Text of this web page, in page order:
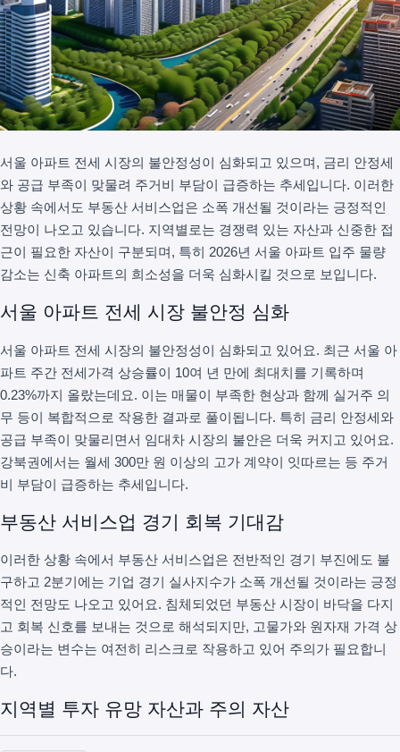
서울 아파트 전세 시장의 불안정성이 심화되고 있으며, 금리 안정세
와 공급 부족이 맞물려 주거비 부담이 급증하는 추세입니다. 이러한
상황 속에서도 부동산 서비스업은 소폭 개선될 것이라는 긍정적인
전망이 나오고 있습니다. 지역별로는 경쟁력 있는 자산과 신중한 접
근이 필요한 자산이 구분되며, 특히 2026년 서울 아파트 입주 물량
감소는 신축 아파트의 희소성을 더욱 심화시킬 것으로 보입니다.
서울 아파트 전세 시장 불안정 심화
서울 아파트 전세 시장의 불안정성이 심화되고 있어요. 최근 서울 아
파트 주간 전세가격 상승률이 10여 년 만에 최대치를 기록하며
0.23%까지 올랐는데요. 이는 매물이 부족한 현상과 함께 실거주 의
무 등이 복합적으로 작용한 결과로 풀이됩니다. 특히 금리 안정세와
공급 부족이 맞물리면서 임대차 시장의 불안은 더욱 커지고 있어요.
강북권에서는 월세 300만 원 이상의 고가 계약이 잇따르는 등 주거
비 부담이 급증하는 추세입니다.
부동산 서비스업 경기 회복 기대감
이러한 상황 속에서 부동산 서비스업은 전반적인 경기 부진에도 불
구하고 2분기에는 기업 경기 실사지수가 소폭 개선될 것이라는 긍정
적인 전망도 나오고 있어요. 침체되었던 부동산 시장이 바닥을 다지
고 회복 신호를 보내는 것으로 해석되지만, 고물가와 원자재 가격 상
승이라는 변수는 여전히 리스크로 작용하고 있어 주의가 필요합니
다.
지역별 투자 유망 자산과 주의 자산